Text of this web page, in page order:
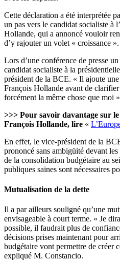
Cette déclaration a été interprétée
un pas vers le candidat socialiste à
Hollande, qui a annoncé vouloir
d’y rajouter un volet « croissance ».
Lors d’une conférence de presse
candidat socialiste à la
président de la BCE. « Il ajoute
François Hollande avant de
forcément la même chose que moi
>>> Pour savoir davantage sur
François Hollande, lire «
En effet, le vice-président de la
prononcé sans ambigüité devant
de la consolidation budgétaire au
publiques saines sont nécessaires
Mutualisation de la dette
Il a par ailleurs souligné qu’une
envisageable à court terme. « Je
possible, il faudrait plus de
décisions prises maintenant pour
budgétaire vont permettre de créer
expliqué M. Constancio.